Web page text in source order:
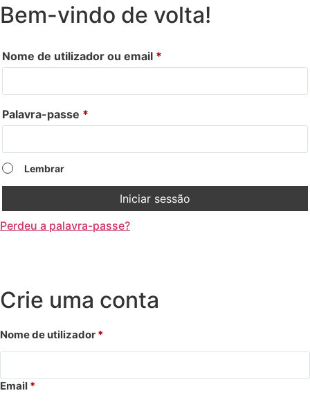
Bem-vindo de volta!
Nome de utilizador ou email *
Palavra-passe *
Lembrar
Iniciar sessão
Perdeu a palavra-passe?
Crie uma conta
Nome de utilizador *
Email *